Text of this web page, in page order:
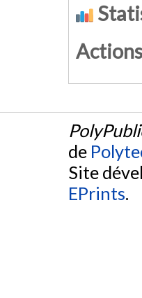
de
Site
EPrints.